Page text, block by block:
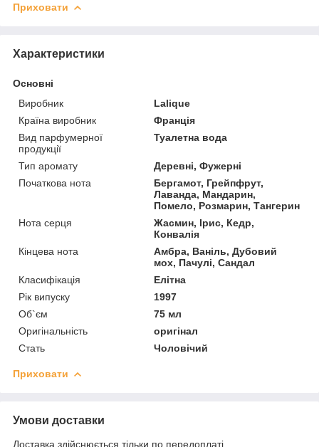
Приховати
Характеристики
Основні
Виробник
Lalique
Країна виробник
Франція
Вид парфумерної
продукції
Туалетна вода
Тип аромату
Деревні, Фужерні
Початкова нота
Бергамот, Грейпфрут,
Лаванда, Мандарин,
Помело, Розмарин, Тангерин
Нота серця
Жасмин, Ірис, Кедр,
Конвалія
Кінцева нота
Амбра, Ваніль, Дубовий
мох, Пачулі, Сандал
Класифікація
Елітна
Рік випуску
1997
Об`єм
75 мл
Оригінальність
оригінал
Стать
Чоловічий
Приховати
Умови доставки
Доставка здійснюється тільки по передоплаті.